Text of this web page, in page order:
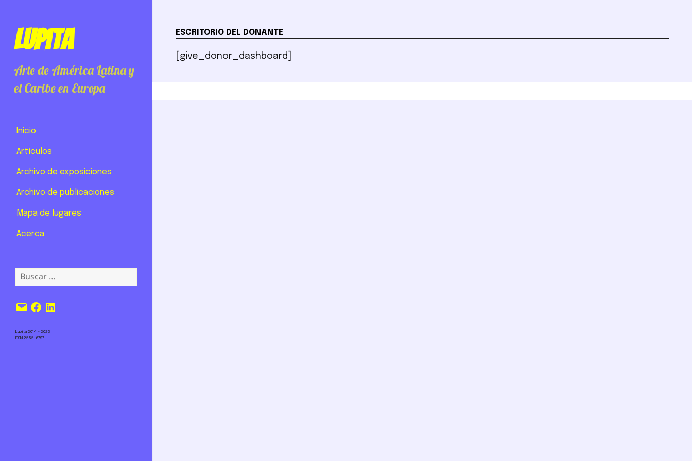
Lupita
Arte de América Latina y
el Caribe en Europa
Inicio
Artículos
Archivo de exposiciones
Archivo de publicaciones
Mapa de lugares
Acerca
Buscar:
Correo
electrónico
Facebook
LinkedIn
Lupita 2014 – 2023
ISSN 2555-6797
ESCRITORIO DEL DONANTE
[give_donor_dashboard]